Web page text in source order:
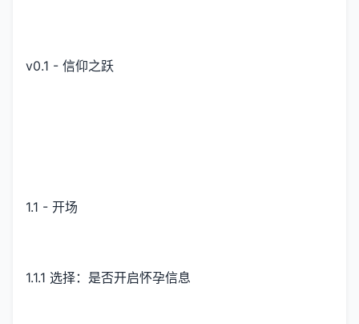
v0.1 - 信仰之跃
1.1 - 开场
1.1.1 选择：是否开启怀孕信息